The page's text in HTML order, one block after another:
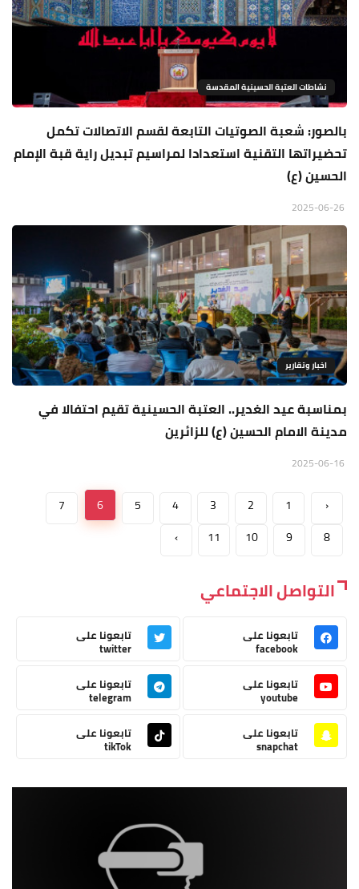
نشاطات العتبة الحسينية المقدسة
بالصور: شعبة الصوتيات التابعة لقسم الاتصالات تكمل
تحضيراتها التقنية استعدادا لمراسيم تبديل راية قبة الإمام
الحسين (ع)
اخبار وتقارير
بمناسبة عيد الغدير.. العتبة الحسينية تقيم احتفالا في
مدينة الامام الحسين (ع) للزائرين
‹
1
2
3
4
5
6
7
8
9
10
11
›
التواصل الاجتماعي
تابعونا على
facebook
تابعونا على
twitter
تابعونا على
youtube
تابعونا على
telegram
تابعونا على
snapchat
تابعونا على
tikTok